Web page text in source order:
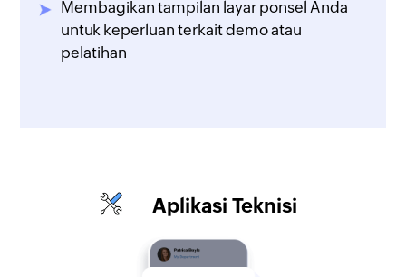
Membagikan tampilan layar ponsel Anda
untuk keperluan terkait demo atau
pelatihan
Aplikasi Teknisi